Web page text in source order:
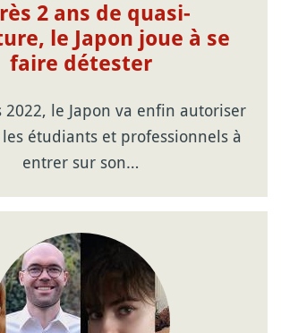
2 ans de quasi-
le Japon joue à se
faire détester
2022, le Japon va enfin autoriser
étudiants et professionnels à
entrer sur son…